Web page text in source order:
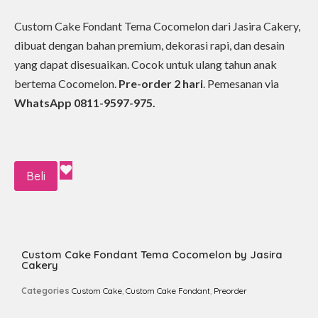
Custom Cake Fondant Tema Cocomelon dari Jasira Cakery,
dibuat dengan bahan premium, dekorasi rapi, dan desain
yang dapat disesuaikan. Cocok untuk ulang tahun anak
bertema Cocomelon. Pre-order 2 hari . Pemesanan via
WhatsApp 0811-9597-975.
Beli
Custom Cake Fondant Tema Cocomelon by Jasira
Cakery
Categories Custom Cake Custom Cake Fondant Preorder